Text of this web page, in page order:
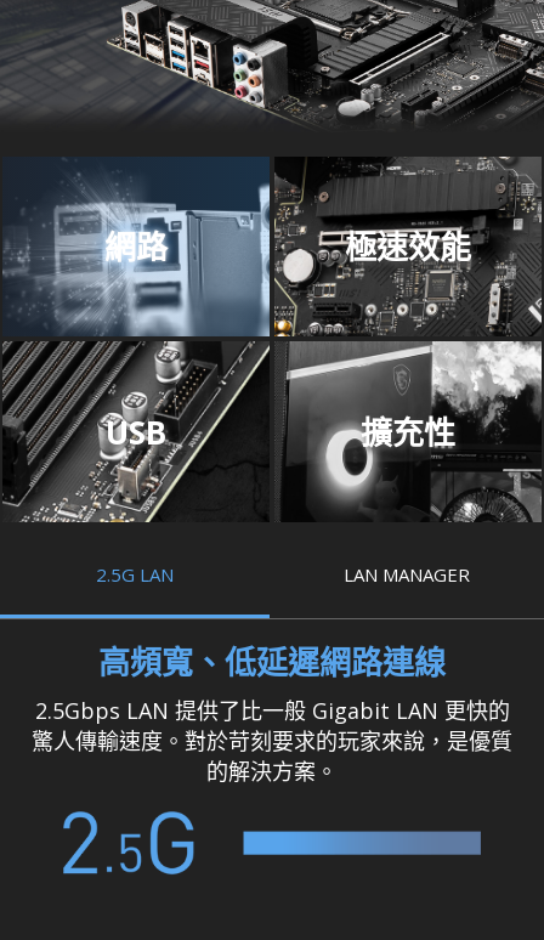
網路 極速效能
USB 擴充性
2.5G LAN LAN MANAGER
高頻寬、低延遲網路連線
2.5Gbps LAN 提供了比一般 Gigabit LAN 更快的
驚人傳輸速度。對於苛刻要求的玩家來說，是優質
的解決方案。